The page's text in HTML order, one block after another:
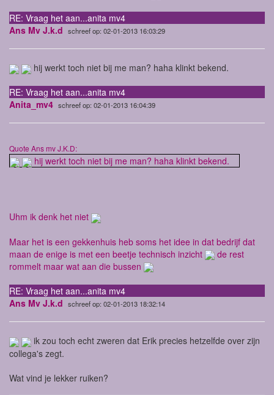
RE: Vraag het aan...anita mv4
Ans Mv J.k.d schreef op: 02-01-2013 16:03:29
hij werkt toch niet bij me man? haha klinkt bekend.
RE: Vraag het aan...anita mv4
Anita_mv4 schreef op: 02-01-2013 16:04:39
Quote Ans mv J.K.D:
hij werkt toch niet bij me man? haha klinkt bekend.
Uhm ik denk het niet
Maar het is een gekkenhuis heb soms het idee in dat bedrijf dat
maan de enige is met een beetje technisch inzicht
de rest
rommelt maar wat aan die bussen
RE: Vraag het aan...anita mv4
Ans Mv J.k.d schreef op: 02-01-2013 18:32:14
ik zou toch echt zweren dat Erik precies hetzelfde over zijn
collega's zegt.
Wat vind je lekker ruiken?